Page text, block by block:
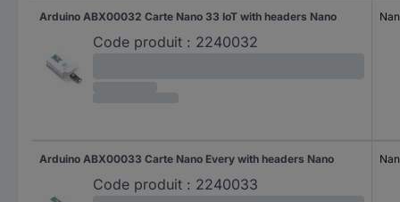
Arduino ABX00032 Carte Nano 33 IoT with headers Nano
Code produit : 2240032
Arduino ABX00033 Carte Nano Every with headers Nano
Code produit : 2240033